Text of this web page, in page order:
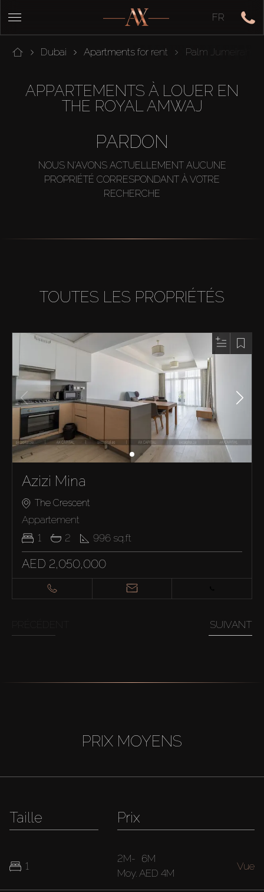
FR
Dubai Apartments for rent Palm Jumeirah
APPARTEMENTS À LOUER EN
THE ROYAL AMWAJ
PARDON
NOUS N'AVONS ACTUELLEMENT AUCUNE
PROPRIÉTÉ CORRESPONDANT À VOTRE
RECHERCHE
TOUTES LES PROPRIÉTÉS
Azizi Mina
The Crescent
Appartement
1
2 996 sq.ft
AED 2,050,000
SUIVANT
PRIX MOYENS
Taille
1
Prix
2M- 6M
Moy. AED 4M
Vue